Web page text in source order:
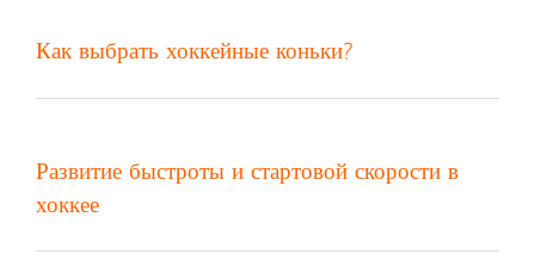
Как выбрать хоккейные коньки?
Развитие быстроты и стартовой скорости в
хоккее